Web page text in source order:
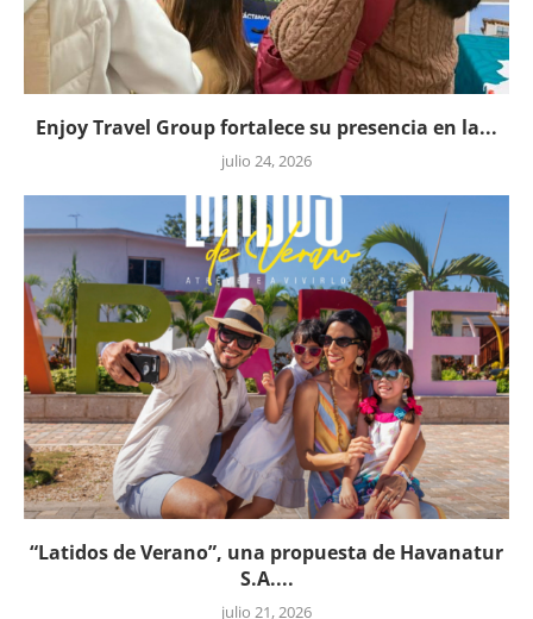
Enjoy Travel Group fortalece su presencia en la...
julio 24, 2026
“Latidos de Verano”, una propuesta de Havanatur
S.A....
julio 21, 2026